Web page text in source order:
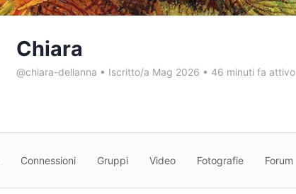
Chiara
@chiara-dellanna • Iscritto/a Mag 2026 • 46 minuti fa attivo
Connessioni Gruppi Video Fotografie Forum